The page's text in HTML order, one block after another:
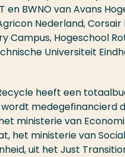
en BWNO van Avans
Nederland, Corsair
Campus, Hogeschool
Universiteit
heeft een
medegefinancierd
ministerie van
het ministerie van
uit het Just